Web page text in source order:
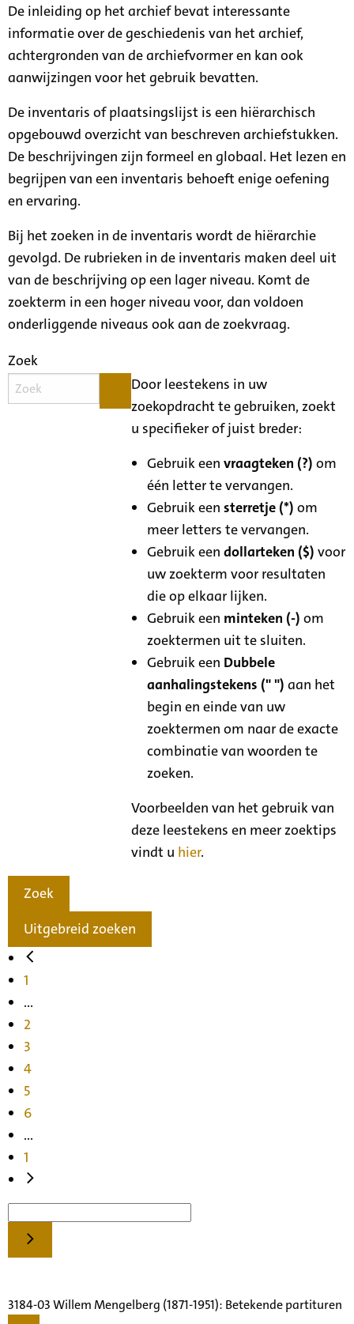
De inleiding op het archief bevat interessante
informatie over de geschiedenis van het archief,
achtergronden van de archiefvormer en kan ook
aanwijzingen voor het gebruik bevatten.
De inventaris of plaatsingslijst is een hiërarchisch
opgebouwd overzicht van beschreven archiefstukken.
De beschrijvingen zijn formeel en globaal. Het lezen en
begrijpen van een inventaris behoeft enige oefening
en ervaring.
Bij het zoeken in de inventaris wordt de hiërarchie
gevolgd. De rubrieken in de inventaris maken deel uit
van de beschrijving op een lager niveau. Komt de
zoekterm in een hoger niveau voor, dan voldoen
onderliggende niveaus ook aan de zoekvraag.
Zoek
Door leestekens in uw
zoekopdracht te gebruiken, zoekt
u specifieker of juist breder:
Gebruik eenvraagteken (?) om
één letter te vervangen.
Gebruik eensterretje (*) om
meer letters te vervangen.
Gebruik eendollarteken ($) voor
uw zoekterm voor resultaten
die op elkaar lijken.
Gebruik een minteken (-) om
zoektermen uit te sluiten.
Gebruik een Dubbele
aanhalingstekens (" ") aan het
begin en einde van uw
zoektermen om naar de exacte
combinatie van woorden te
zoeken.
Voorbeelden van het gebruik van
deze leestekens en meer zoektips
vindt u hier.
Zoek
Uitgebreid zoeken
1
...
2
3
4
5
6
...
1
3184-03 Willem Mengelberg (1871-1951): Betekende partituren